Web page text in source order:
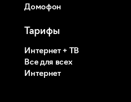
Домофон
Тарифы
Интернет + ТВ
Все для всех
Интернет